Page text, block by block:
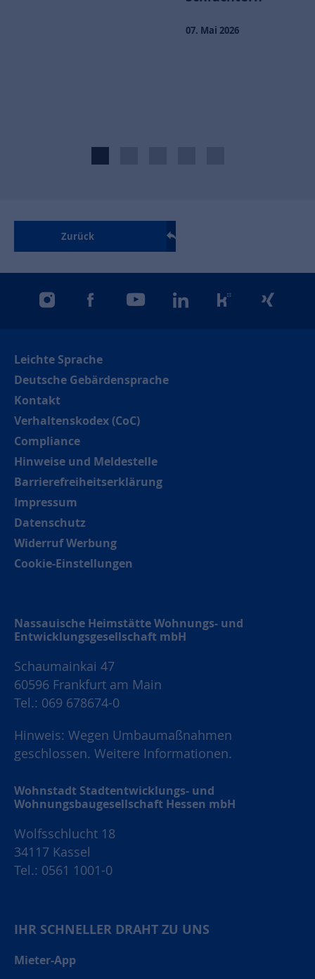
07. Mai 2026
Zurück
instagramfacebookyoutubelinkedinkununuxing
Leichte Sprache
Deutsche Gebärdensprache
Kontakt
Verhaltenskodex (CoC)
Compliance
Hinweise und Meldestelle
Barrierefreiheitserklärung
Impressum
Datenschutz
Widerruf Werbung
Cookie-Einstellungen
Nassauische Heimstätte Wohnungs- und
Entwicklungsgesellschaft mbH
Schaumainkai 47
60596 Frankfurt am Main
Tel.: 069 678674-0
Hinweis: Wegen Umbaumaßnahmen
geschlossen. Weitere Informationen.
Wohnstadt Stadtentwicklungs- und
Wohnungsbaugesellschaft Hessen mbH
Wolfsschlucht 18
34117 Kassel
Tel.: 0561 1001-0
IHR SCHNELLER DRAHT ZU UNS
Mieter-App